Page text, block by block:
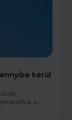
kerül
a